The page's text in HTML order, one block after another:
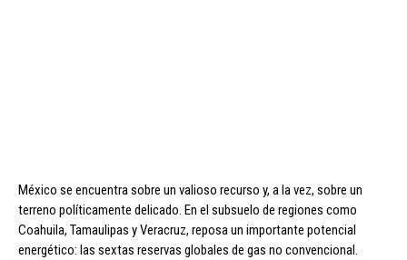
México se encuentra sobre un valioso recurso y, a la vez, sobre un
terreno políticamente delicado. En el subsuelo de regiones como
Coahuila, Tamaulipas y Veracruz, reposa un importante potencial
energético: las sextas reservas globales de gas no convencional.